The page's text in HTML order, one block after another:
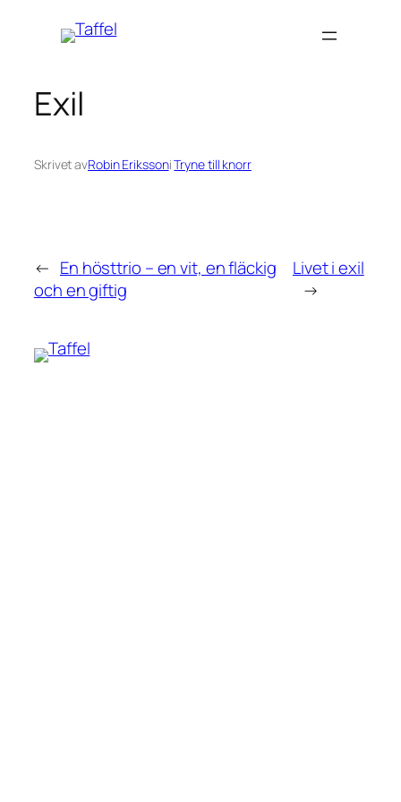
Exil
Skrivet avRobin ErikssoniTryne till knorr
← En hösttrio – en vit, en fläckig
och en giftig
Livet i exil
→